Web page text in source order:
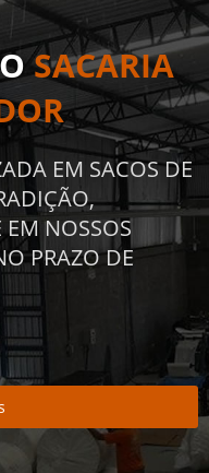
SACARIA
EM SACOS DE
EM NOSSOS
PRAZO DE